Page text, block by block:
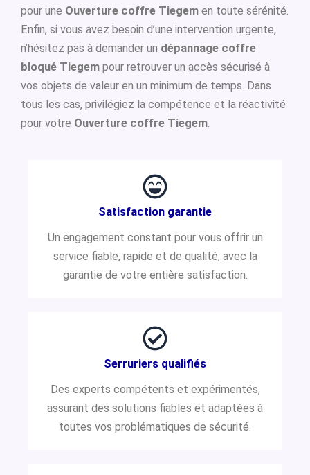
pour une Ouverture coffre Tiegem en toute sérénité.
Enfin, si vous avez besoin d’une intervention urgente,
n’hésitez pas à demander un dépannage coffre
bloqué Tiegem pour retrouver un accès sécurisé à
vos objets de valeur en un minimum de temps. Dans
tous les cas, privilégiez la compétence et la réactivité
pour votre Ouverture coffre Tiegem.
Satisfaction garantie
Un engagement constant pour vous offrir un
service fiable, rapide et de qualité, avec la
garantie de votre entière satisfaction.
Serruriers qualifiés
Des experts compétents et expérimentés,
assurant des solutions fiables et adaptées à
toutes vos problématiques de sécurité.